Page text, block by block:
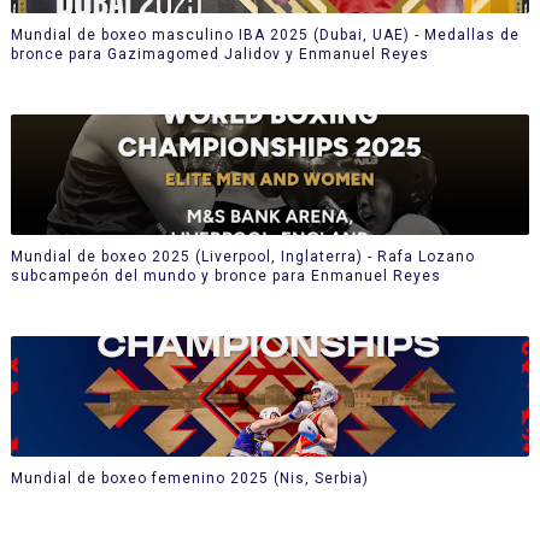
Mundial de boxeo masculino IBA 2025 (Dubai, UAE) - Medallas de
bronce para Gazimagomed Jalidov y Enmanuel Reyes
Mundial de boxeo 2025 (Liverpool, Inglaterra) - Rafa Lozano
subcampeón del mundo y bronce para Enmanuel Reyes
Mundial de boxeo femenino 2025 (Nis, Serbia)